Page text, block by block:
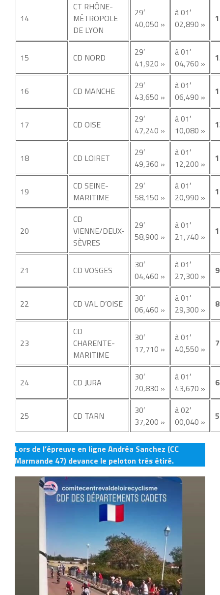
14
CT RHÔNE-
MÈTROPOLE
DE LYON
29′
40,050 »
à 01′
02,890 »
15 CD NORD
29′
41,920 »
à 01′
04,760 »
16 CD MANCHE
29′
43,650 »
à 01′
06,490 »
17 CD OISE
29′
47,240 »
à 01′
10,080 »
18 CD LOIRET
29′
49,360 »
à 01′
12,200 »
19
CD SEINE-
MARITIME
29′
58,150 »
à 01′
20,990 »
20
CD
VIENNE/DEUX-
SÈVRES
29′
58,900 »
à 01′
21,740 »
21 CD VOSGES
30′
04,460 »
à 01′
27,300 »
9
22 CD VAL D’OISE
30′
06,460 »
à 01′
29,300 »
8
23
CD
CHARENTE-
MARITIME
30′
17,710 »
à 01′
40,550 »
7
24 CD JURA
30′
20,830 »
à 01′
43,670 »
6
25 CD TARN
30′
37,200 »
à 02′
00,040 »
5
Lors de l’épreuve en ligne Andréa Sanchez (CC
Marmande 47) devance le peloton trés étiré.